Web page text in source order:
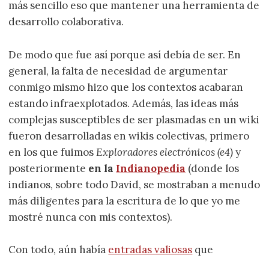
más sencillo eso que mantener una herramienta de
desarrollo colaborativa.
De modo que fue así porque así debía de ser. En
general, la falta de necesidad de argumentar
conmigo mismo hizo que los contextos acabaran
estando infraexplotados. Además, las ideas más
complejas susceptibles de ser plasmadas en un wiki
fueron desarrolladas en wikis colectivas, primero
en los que fuimosExploradores electrónicos (e4)y
posteriormente en la Indianopedia (donde los
indianos, sobre todo David, se mostraban a menudo
más diligentes para la escritura de lo que yo me
mostré nunca con mis contextos).
Con todo, aún había entradas valiosas que